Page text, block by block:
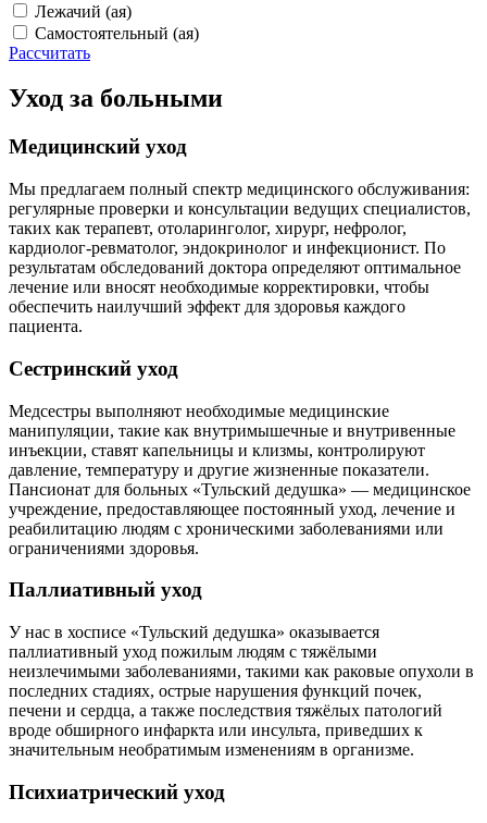
Лежачий (ая)
Самостоятельный (ая)
Рассчитать
Уход за больными
Медицинский уход
Мы предлагаем полный спектр медицинского обслуживания:
регулярные проверки и консультации ведущих специалистов,
таких как терапевт, отоларинголог, хирург, нефролог,
кардиолог-ревматолог, эндокринолог и инфекционист. По
результатам обследований доктора определяют оптимальное
лечение или вносят необходимые корректировки, чтобы
обеспечить наилучший эффект для здоровья каждого
пациента.
Сестринский уход
Медсестры выполняют необходимые медицинские
манипуляции, такие как внутримышечные и внутривенные
инъекции, ставят капельницы и клизмы, контролируют
давление, температуру и другие жизненные показатели.
Пансионат для больных «Тульский дедушка» — медицинское
учреждение, предоставляющее постоянный уход, лечение и
реабилитацию людям с хроническими заболеваниями или
ограничениями здоровья.
Паллиативный уход
У нас в хосписе «Тульский дедушка» оказывается
паллиативный уход пожилым людям с тяжёлыми
неизлечимыми заболеваниями, такими как раковые опухоли в
последних стадиях, острые нарушения функций почек,
печени и сердца, а также последствия тяжёлых патологий
вроде обширного инфаркта или инсульта, приведших к
значительным необратимым изменениям в организме.
Психиатрический уход